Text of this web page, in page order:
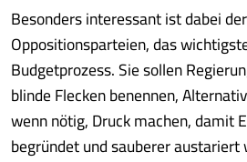
Besonders interessant ist dabei
Oppositionsparteien, das
Budgetprozess. Sie sollen
blinde Flecken benennen,
wenn nötig, Druck machen, damit
begründet und sauberer austariert